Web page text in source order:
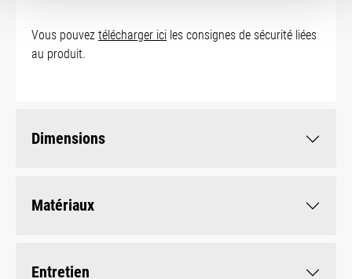
Vous pouvez télécharger ici les consignes de sécurité liées
au produit.
Dimensions
Matériaux
Entretien